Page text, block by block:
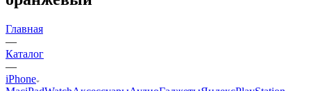
Главная
—
Каталог
—
iPhone